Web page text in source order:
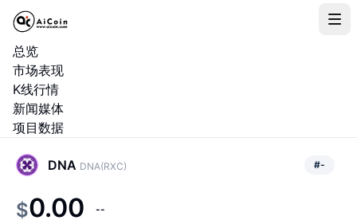
总览
市场表现
K线行情
新闻媒体
项目数据
DNA DNA(RXC) #-
$0.00 --